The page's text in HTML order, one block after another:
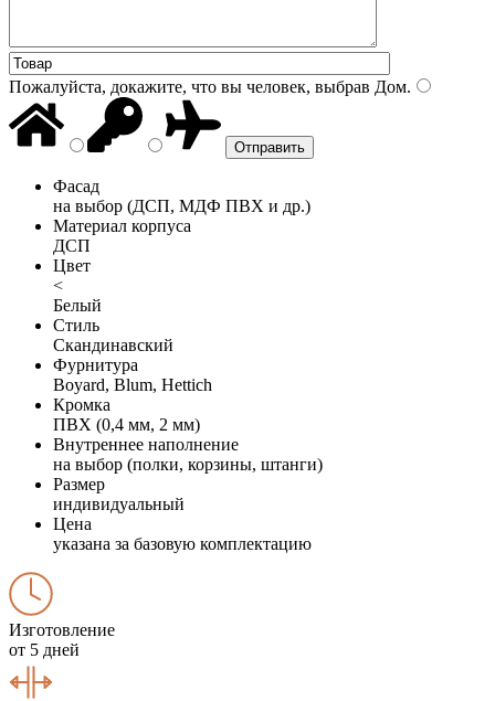
Пожалуйста, докажите, что вы человек, выбрав Дом.
Фасад
на выбор (ДСП, МДФ ПВХ и др.)
Материал корпуса
ДСП
Цвет
<
Белый
Стиль
Скандинавский
Фурнитура
Boyard, Blum, Hettich
Кромка
ПВХ (0,4 мм, 2 мм)
Внутреннее наполнение
на выбор (полки, корзины, штанги)
Размер
индивидуальный
Цена
указана за базовую комплектацию
Изготовление
от 5 дней